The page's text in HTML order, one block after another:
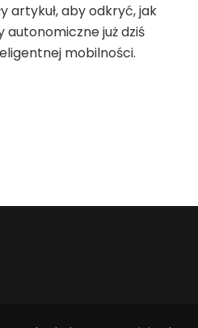
artykuł, aby odkryć, jak
autonomiczne już dziś
mobilności.